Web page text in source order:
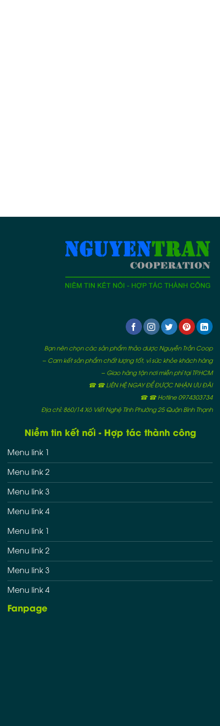
Bạn nên chọn các sản phẩm thảo dược Nguyễn Trần Coop
– Cam kết sản phẩm chất lượng tốt, vì sức khỏe khách hàng
– Giao hàng tận nơi miễn phí tại TP.HCM
☎ ☎ LIÊN HỆ NGAY ĐỂ ĐƯỢC NHẬN ƯU ĐÃI
☎ ☎ Hotline 0974303734
Địa chỉ: 860/14 Xô Viết Nghệ Tĩnh Phường 25 Quận Bình Thạnh
Niềm tin kết nối - Hợp tác thành công
Menu link 1
Menu link 2
Menu link 3
Menu link 4
Menu link 1
Menu link 2
Menu link 3
Menu link 4
Fanpage